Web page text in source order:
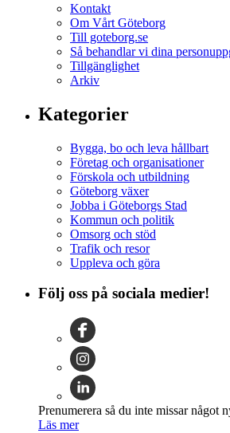
Kontakt
Om Vårt Göteborg
Till goteborg.se
Så behandlar vi dina
Tillgänglighet
Arkiv
Kategorier
Bygga, bo och leva hållbart
Företag och organisationer
Förskola och utbildning
Göteborg växer
Jobba i Göteborgs Stad
Kommun och politik
Omsorg och stöd
Trafik och resor
Uppleva och göra
Följ oss på sociala medier!
Prenumerera så du inte missar något
Läs mer